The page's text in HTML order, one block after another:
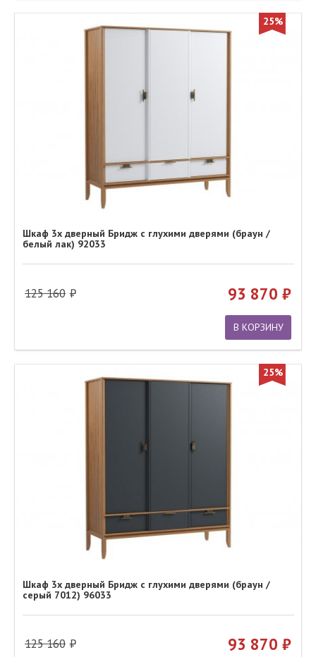
25%
Шкаф 3х дверный Бридж с глухими дверями (браун /
белый лак) 92033
125 160 93 870
В КОРЗИНУ
25%
Шкаф 3х дверный Бридж с глухими дверями (браун /
серый 7012) 96033
125 160 93 870